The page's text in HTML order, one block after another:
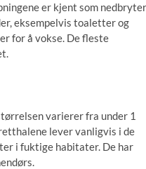
er kjent som
eksempelvis toaletter og
for å vokse. De fleste
varierer fra under 1
lever vanligvis i de
i fuktige habitater. De har